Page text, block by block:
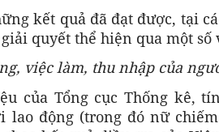
kết quả đã đạt được, tại
quyết thể hiện qua một số
việc làm, thu nhập của
của Tổng cục Thống kê,
lao động (trong đó nữ